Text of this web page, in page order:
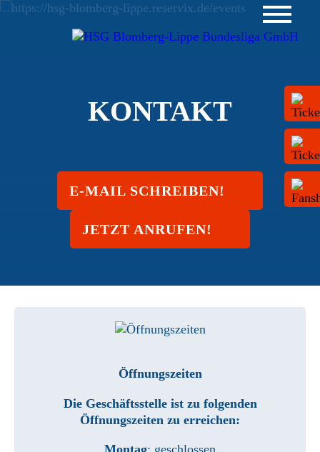
KONTAKT
E-MAIL SCHREIBEN!
JETZT ANRUFEN!
Öffnungszeiten
Die Geschäftsstelle ist zu folgenden
Öffnungszeiten zu erreichen:
Montag: geschlossen